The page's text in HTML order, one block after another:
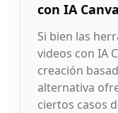
con IA
Si bien las
videos con IA
creación
alternativa
ciertos casos